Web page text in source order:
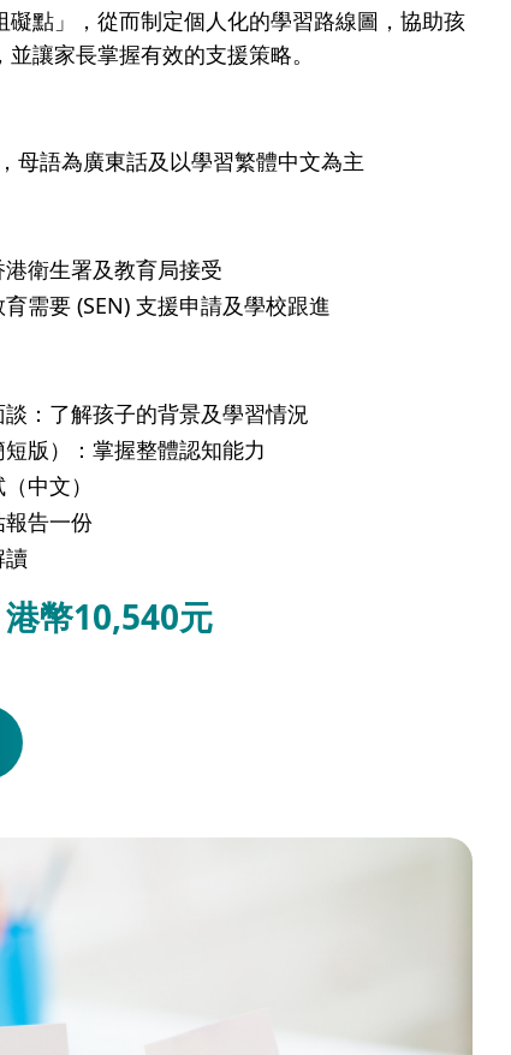
礙點」，從而制定個人化的學習路線圖，協助孩
讓家長掌握有效的支援策略。
母語為廣東話及以學習繁體中文為主
衛生署及教育局接受
需要 (SEN) 支援申請及學校跟進
：了解孩子的背景及學習情況
版）：掌握整體認知能力
中文）
告一份
讀
幣10,540元